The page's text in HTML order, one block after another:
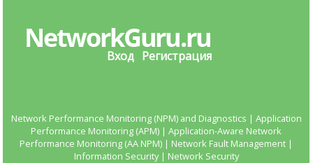
Вход Регистрация
Network Performance Monitoring (NPM) and Diagnostics | Application
Performance Monitoring (APM) | Application-Aware Network
Performance Monitoring (AA NPM) | Network Fault Management |
Information Security | Network Security